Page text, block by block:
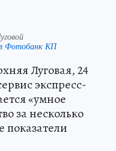
Фотобанк КП
Луговая, 24
экспресс-
«умное
за несколько
показатели